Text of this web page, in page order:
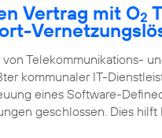
Vertrag mit O2
Telekommunikations-
kommunaler IT-
eines Software-
geschlossen. Dies hilft